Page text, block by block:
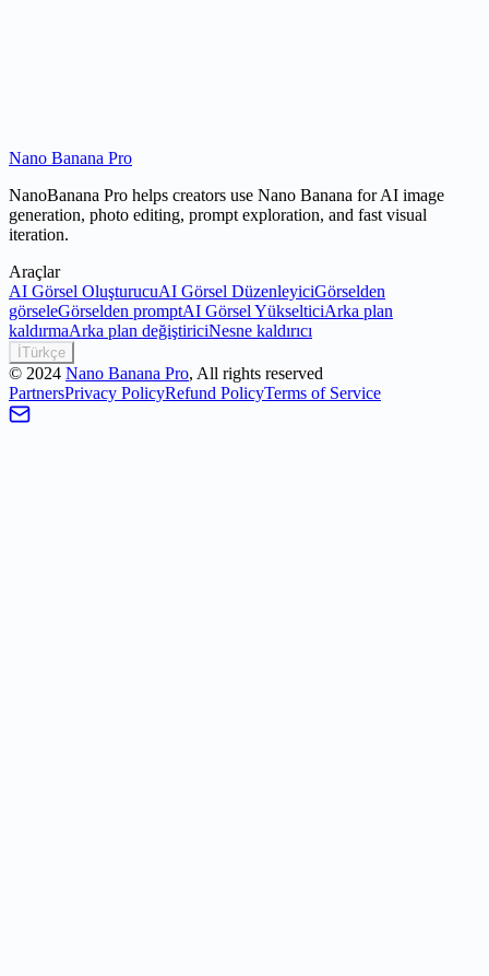
workflow süreçlerini hızlandırmak için bu özelliği kullanın.
Nano Banana Pro
NanoBanana Pro helps creators use Nano Banana for AI image
generation, photo editing, prompt exploration, and fast visual
iteration.
Araçlar
AI Görsel OluşturucuAI Görsel DüzenleyiciGörselden
görseleGörselden promptAI Görsel YükselticiArka plan
kaldırmaArka plan değiştiriciNesne kaldırıcı
İTürkçe
© 2024 Nano Banana Pro, All rights reserved
PartnersPrivacy PolicyRefund PolicyTerms of Service